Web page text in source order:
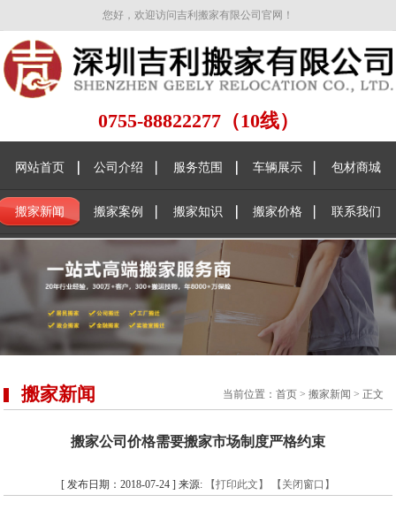
您好，欢迎访问吉利搬家有限公司官网！
0755-88822277（10线）
网站首页 公司介绍 服务范围 车辆展示 包材商城
搬家新闻 搬家案例 搬家知识 搬家价格 联系我们
搬家新闻 当前位置： 首页> 搬家新闻 > 正文
搬家公司价格需要搬家市场制度严格约束
[ 发布日期：2018-07-24 ] 来源: 【打印此文】 【关闭窗口】